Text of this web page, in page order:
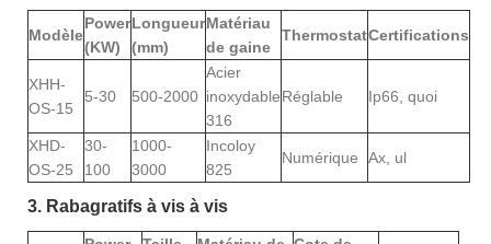
Modèle
Power
(KW)
Longueur
(mm)
Matériau
de gaine
ThermostatCertifications
XHH-
OS-15
5-30 500-2000
Acier
inoxydable
316
Réglable Ip66, quoi
XHD-
OS-25
30-
100
1000-
3000
Incoloy
825
Numérique Ax, ul
3. Rabagratifs à vis à vis